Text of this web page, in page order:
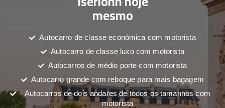
mesmo
Autocarro de classe económica com motorista
Autocarro de classe luxo com motorista
Autocarros de médio porte com motorista
Autocarro grande com reboque para mais bagagem
Autocarros de dois andares de todos os tamanhos com
motorista